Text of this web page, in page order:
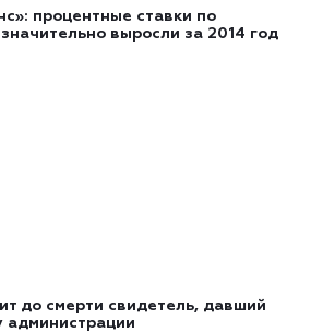
процентные ставки по
выросли за 2014 год
до смерти свидетель, давший
администрации